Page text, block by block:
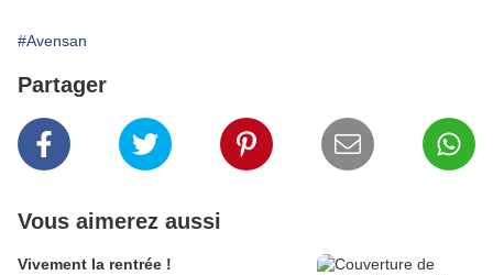
#Avensan
Partager
Vous aimerez aussi
Vivement la rentrée !